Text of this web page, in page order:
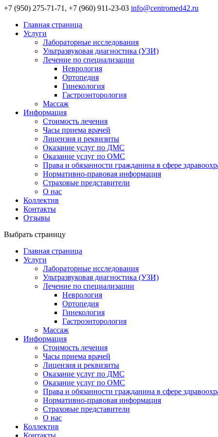
+7 (950) 275-71-71, +7 (960) 911-23-03 info@centromed42.ru
Главная страница
Услуги
Лабораторные исследования
Ультразвуковая диагностика (УЗИ)
Лечение по специализации
Неврология
Ортопедия
Гинекология
Гастроэнторология
Массаж
Информация
Стоимость лечения
Часы приема врачей
Лицензия и реквизиты
Оказание услуг по ДМС
Оказание услуг по ОМС
Права и обязанности гражданина в сфере
Нормативно-правовая информация
Страховые представители
О нас
Коллектив
Контакты
Отзывы
Выбрать страницу
Главная страница
Услуги
Лабораторные исследования
Ультразвуковая диагностика (УЗИ)
Лечение по специализации
Неврология
Ортопедия
Гинекология
Гастроэнторология
Массаж
Информация
Стоимость лечения
Часы приема врачей
Лицензия и реквизиты
Оказание услуг по ДМС
Оказание услуг по ОМС
Права и обязанности гражданина в сфере
Нормативно-правовая информация
Страховые представители
О нас
Коллектив
Контакты